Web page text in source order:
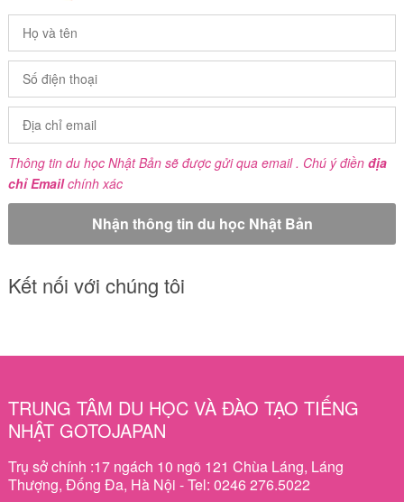
Thông tin du học Nhật Bản sẽ được gửi qua email . Chú ý điền địa
chỉ Emailchính xác
Kết nối với chúng tôi
TRUNG TÂM DU HỌC VÀ ĐÀO TẠO TIẾNG
NHẬT GOTOJAPAN
Trụ sở chính :17 ngách 10 ngõ 121 Chùa Láng, Láng
Thượng, Đống Đa, Hà Nội - Tel: 0246 276.5022